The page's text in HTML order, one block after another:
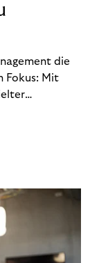
die
Fokus: Mit
So